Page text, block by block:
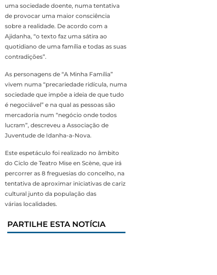
uma sociedade doente, numa tentativa
de provocar uma maior consciência
sobre a realidade. De acordo com a
Ajidanha, “o texto faz uma sátira ao
quotidiano de uma família e todas as suas
contradições”.
As personagens de “A Minha Família”
vivem numa “precariedade ridícula, numa
sociedade que impõe a ideia de que tudo
é negociável” e na qual as pessoas são
mercadoria num “negócio onde todos
lucram”, descreveu a Associação de
Juventude de Idanha-a-Nova.
Este espetáculo foi realizado no âmbito
do Ciclo de Teatro Mise en Scène, que irá
percorrer as 8 freguesias do concelho, na
tentativa de aproximar iniciativas de cariz
cultural junto da população das
várias localidades.
PARTILHE ESTA NOTÍCIA